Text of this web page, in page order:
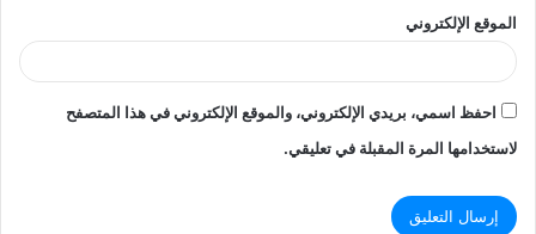
الموقع الإلكتروني
احفظ اسمي، بريدي الإلكتروني، والموقع الإلكتروني في هذا المتصفح
لاستخدامها المرة المقبلة في تعليقي.